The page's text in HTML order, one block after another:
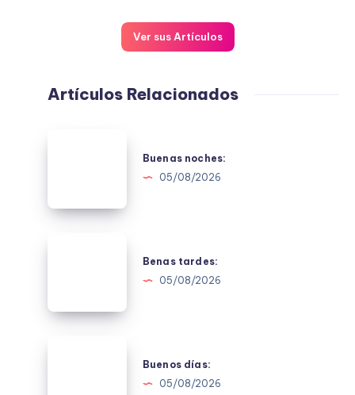
Ver sus Artículos
Artículos Relacionados
Buenas noches:
05/08/2026
Benas tardes:
05/08/2026
Buenos días:
05/08/2026